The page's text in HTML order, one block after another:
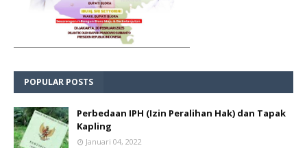
POPULAR POSTS
Perbedaan IPH (Izin Peralihan Hak) dan Tapak
Kapling
Januari 04, 2022